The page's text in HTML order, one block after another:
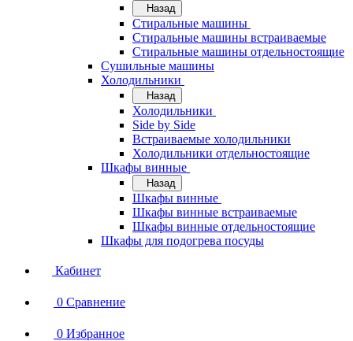
Назад
Стиральные машины
Стиральные машины встраиваемые
Стиральные машины отдельностоящие
Сушильные машины
Холодильники
Назад
Холодильники
Side by Side
Встраиваемые холодильники
Холодильники отдельностоящие
Шкафы винные
Назад
Шкафы винные
Шкафы винные встраиваемые
Шкафы винные отдельностоящие
Шкафы для подогрева посуды
Кабинет
0 Сравнение
0 Избранное